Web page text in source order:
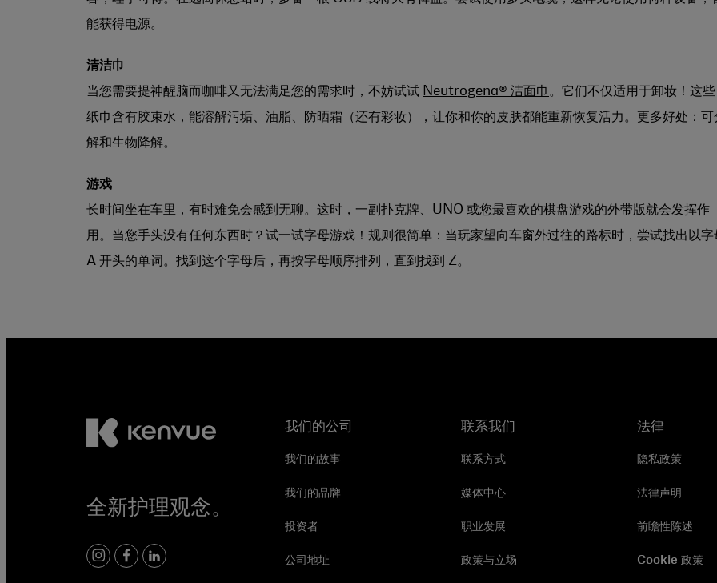
能获得电源。
清洁巾
当您需要提神醒脑而咖啡又无法满足您的需求时，不妨试试 Neutrogena® 洁面巾 。它们不仅适用于卸妆！这些
纸巾含有胶束水，能溶解污垢、油脂、防晒霜（还有彩妆），让你和你的皮肤都能重新恢复活力。更多好处：可
解和生物降解。
游戏
长时间坐在车里，有时难免会感到无聊。这时，一副扑克牌、UNO 或您最喜欢的棋盘游戏的外带版就会发挥作
用。当您手头没有任何东西时？试一试字母游戏！规则很简单：当玩家望向车窗外过往的路标时，尝试找出以字
A 开头的单词。找到这个字母后，再按字母顺序排列，直到找到 Z。
全新护理观念。
instagram
facebook
linkedin
我们的公司
我们的故事
我们的品牌
投资者
公司地址
联系我们
联系方式
媒体中心
职业发展
政策与立场
法律
隐私政策
法律声明
前瞻性陈述
Cookie 政策